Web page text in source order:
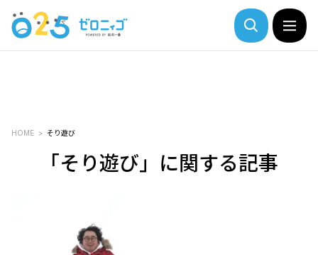
HOME そり遊び
「そり遊び」に関する記事